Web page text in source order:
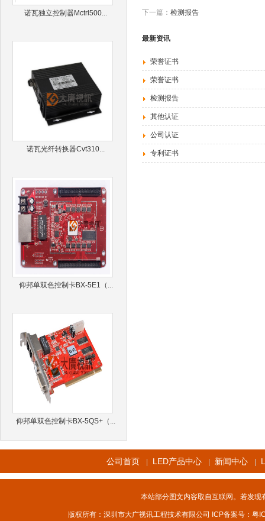
诺瓦独立控制器Mctrl500...
诺瓦光纤转换器Cvt310...
仰邦单双色控制卡BX-5E1（...
仰邦单双色控制卡BX-5QS+（...
下一篇： 检测报告
最新资讯
荣誉证书
荣誉证书
检测报告
其他认证
公司认证
专利证书
公司首页 LED产品中心 新闻中心
本站部分图文内容取自互联网。若发
版权所有：深圳市大广视讯工程技术有限公司 ICP备案号： 粤